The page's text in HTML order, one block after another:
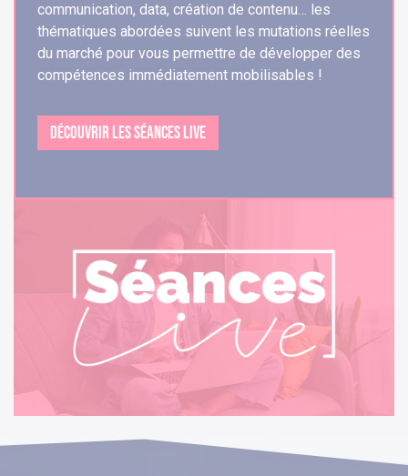
communication, data, création de contenu… les
thématiques abordées suivent les mutations réelles
du marché pour vous permettre de développer des
compétences immédiatement mobilisables !
DÉCOUVRIR LES SÉANCES LIVE